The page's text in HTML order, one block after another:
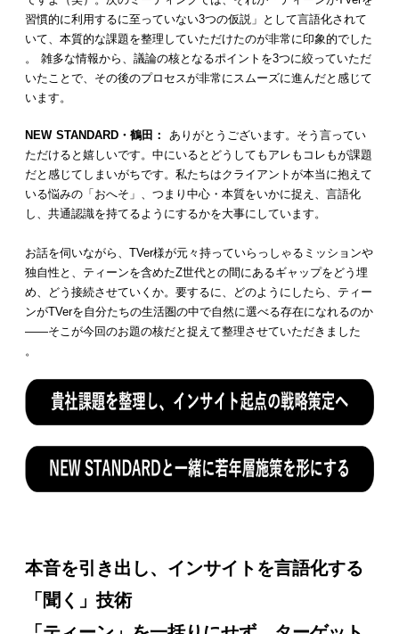
習慣的に利用するに至っていない3つの仮説」として言語化されて
いて、本質的な課題を整理していただけたのが非常に印象的でした
。 雑多な情報から、議論の核となるポイントを3つに絞っていただ
いたことで、その後のプロセスが非常にスムーズに進んだと感じて
います。
NEW STANDARD・鶴田： ありがとうございます。そう言ってい
ただけると嬉しいです。中にいるとどうしてもアレもコレもが課題
だと感じてしまいがちです。私たちはクライアントが本当に抱えて
いる悩みの「おへそ」、つまり中心・本質をいかに捉え、言語化
し、共通認識を持てるようにするかを大事にしています。
お話を伺いながら、TVer様が元々持っていらっしゃるミッションや
独自性と、ティーンを含めたZ世代との間にあるギャップをどう埋
め、どう接続させていくか。要するに、どのようにしたら、ティー
ンがTVerを自分たちの生活圏の中で自然に選べる存在になれるのか
——そこが今回のお題の核だと捉えて整理させていただきました
。
本音を引き出し、インサイトを言語化する
「聞く」技術